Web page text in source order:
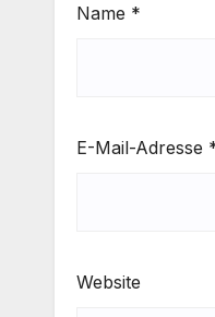
Name *
E-Mail-Adresse
Website